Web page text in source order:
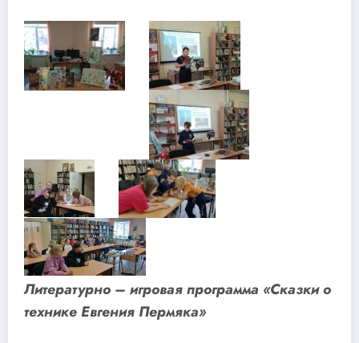
Литературно – игровая программа «Сказки о
технике Евгения Пермяка»